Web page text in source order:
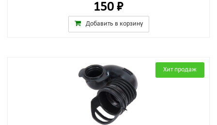
150 ₽
Добавить в корзину
Хит продаж